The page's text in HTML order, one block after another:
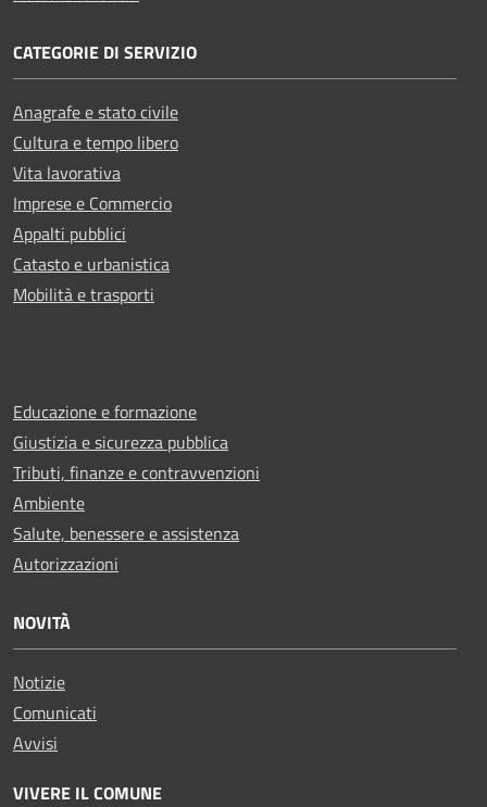
CATEGORIE DI SERVIZIO
Anagrafe e stato civile
Cultura e tempo libero
Vita lavorativa
Imprese e Commercio
Appalti pubblici
Catasto e urbanistica
Mobilità e trasporti
Educazione e formazione
Giustizia e sicurezza pubblica
Tributi, finanze e contravvenzioni
Ambiente
Salute, benessere e assistenza
Autorizzazioni
NOVITÀ
Notizie
Comunicati
Avvisi
VIVERE IL COMUNE